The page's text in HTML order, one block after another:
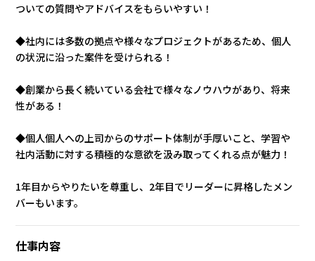
ついての質問やアドバイスをもらいやすい！
◆社内には多数の拠点や様々なプロジェクトがあるため、個人
の状況に沿った案件を受けられる！
◆創業から長く続いている会社で様々なノウハウがあり、将来
性がある！
◆個人個人への上司からのサポート体制が手厚いこと、学習や
社内活動に対する積極的な意欲を汲み取ってくれる点が魅力！
1年目からやりたいを尊重し、2年目でリーダーに昇格したメン
バーもいます。
仕事内容